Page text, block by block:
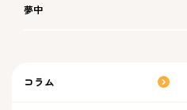
夢中
コラム